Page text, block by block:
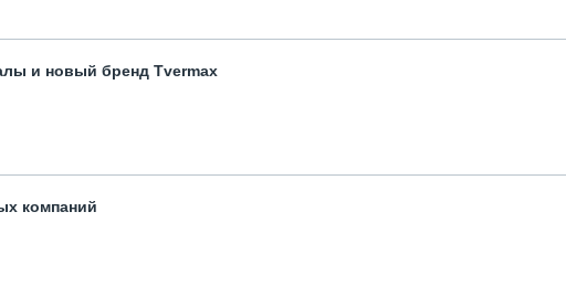
и новый бренд Tvermax
компаний